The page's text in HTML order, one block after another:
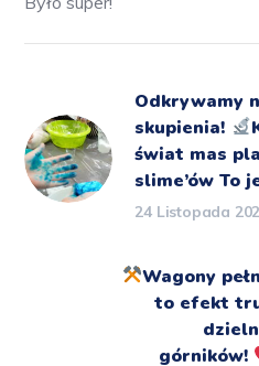
Odkrywamy
skupienia!
świat mas
slime’ów To
24 Listopada
Wagony
to efekt
górników!